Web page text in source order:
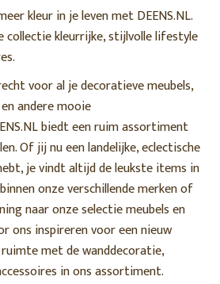
kleur in je leven met DEENS.NL.
collectie kleurrijke, stijlvolle lifestyle
voor al je decoratieve meubels,
andere mooie
biedt een ruim assortiment
Of jij nu een landelijke, eclectische
je vindt altijd de leukste items in
onze verschillende merken of
naar onze selectie meubels en
ons inspireren voor een nieuw
met de wanddecoratie,
in ons assortiment.